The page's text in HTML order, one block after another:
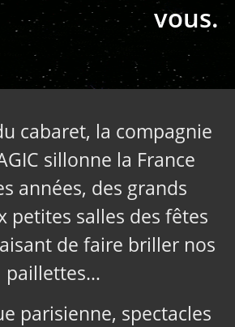
vous.
cabaret, la compagnie
sillonne la France
années, des grands
petites salles des fêtes
de faire briller nos
paillettes…
parisienne, spectacles